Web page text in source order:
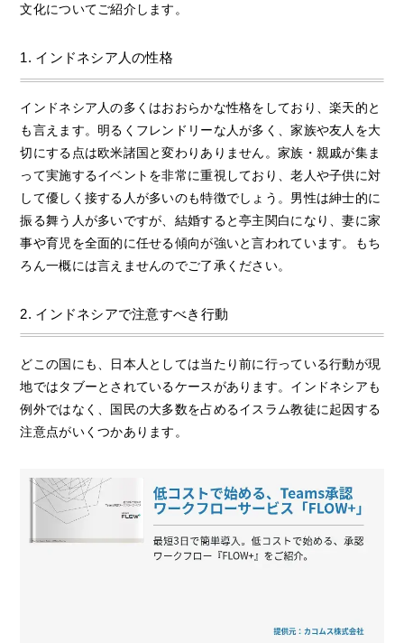
文化についてご紹介します。
1. インドネシア人の性格
インドネシア人の多くはおおらかな性格をしており、楽天的と
も言えます。明るくフレンドリーな人が多く、家族や友人を大
切にする点は欧米諸国と変わりありません。家族・親戚が集ま
って実施するイベントを非常に重視しており、老人や子供に対
して優しく接する人が多いのも特徴でしょう。男性は紳士的に
振る舞う人が多いですが、結婚すると亭主関白になり、妻に家
事や育児を全面的に任せる傾向が強いと言われています。もち
ろん一概には言えませんのでご了承ください。
2. インドネシアで注意すべき行動
どこの国にも、日本人としては当たり前に行っている行動が現
地ではタブーとされているケースがあります。インドネシアも
例外ではなく、国民の大多数を占めるイスラム教徒に起因する
注意点がいくつかあります。